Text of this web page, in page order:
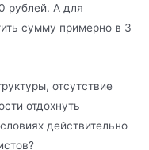
рублей. А для
сумму примерно в 3
отсутствие
отдохнуть
действительно